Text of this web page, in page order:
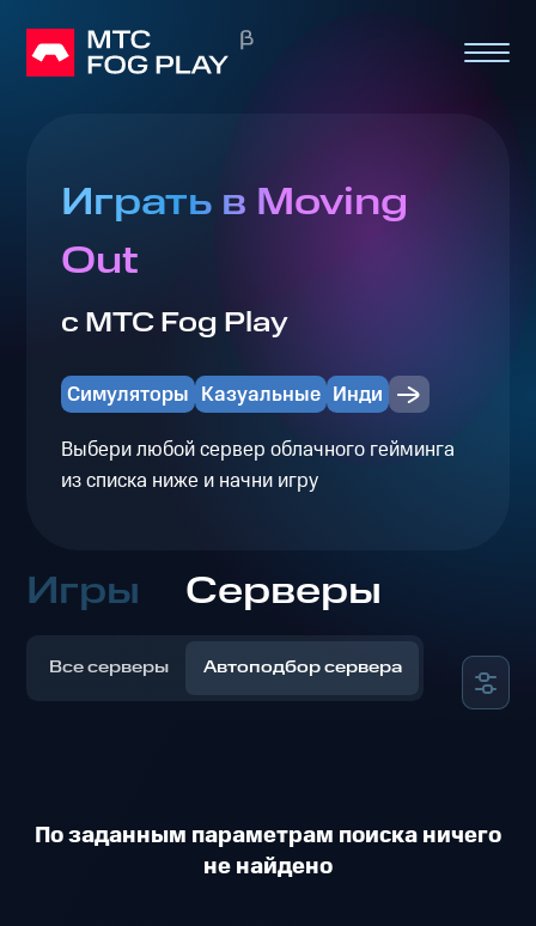
Играть в Moving
Out
с МТС Fog Play
Симуляторы Казуальные Инди
Выбери любой сервер облачного гейминга
из списка ниже и начни игру
Игры Серверы
Все серверы Автоподбор сервера
По заданным параметрам поиска ничего
не найдено